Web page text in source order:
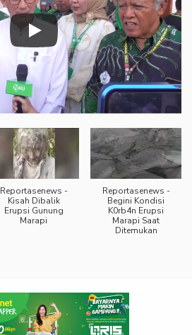
Reportasenews -
Kisah Dibalik
Erupsi Gunung
Marapi
Reportasenews -
Begini Kondisi
K0rb4n Erupsi
Marapi Saat
Ditemukan